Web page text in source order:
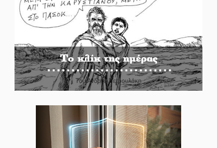
Το κλίκ της ημέρας
Του Ανδρέα Πετρουλάκη